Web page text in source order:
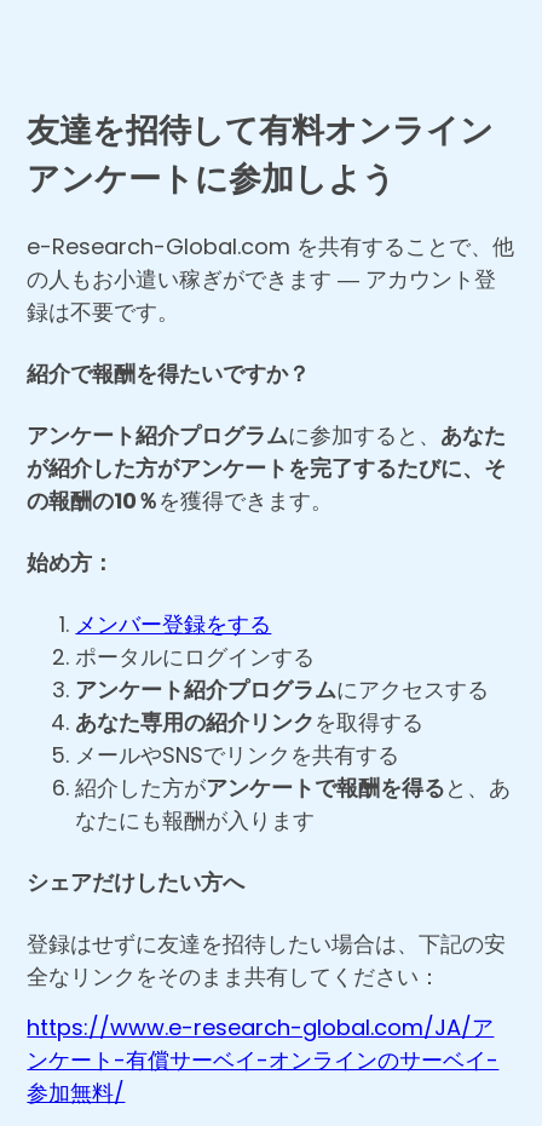
友達を招待して有料オンライン
アンケートに参加しよう
e-Research-Global.com を共有することで、他
の人もお小遣い稼ぎができます ― アカウント登
録は不要です。
紹介で報酬を得たいですか？
アンケート紹介プログラムに参加すると、 あなた
が紹介した方がアンケートを完了するたびに、そ
の報酬の10％を獲得できます。
始め方：
メンバー登録をする
ポータルにログインする
アンケート紹介プログラムにアクセスする
あなた専用の紹介リンクを取得する
メールやSNSでリンクを共有する
紹介した方がアンケートで報酬を得ると、あ
なたにも報酬が入ります
シェアだけしたい方へ
登録はせずに友達を招待したい場合は、下記の安
全なリンクをそのまま共有してください：
https://www.e-research-global.com/JA/ア
ンケート-有償サーベイ-オンラインのサーベイ-
参加無料/